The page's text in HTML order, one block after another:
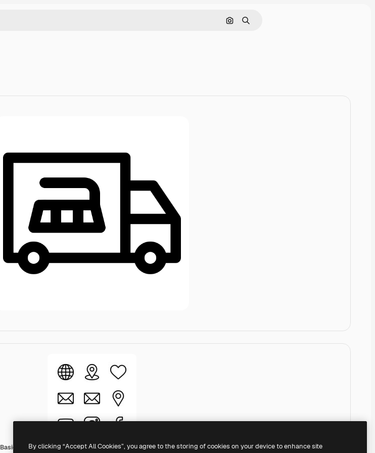
Cerca per immagine
Ricerca
Basic Rounded Lineal
By clicking “Accept All Cookies”, you agree to the storing of cookies on your device to enhance site